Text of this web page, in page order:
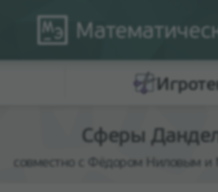
Сферы
совместно с Фёдором Ниловым